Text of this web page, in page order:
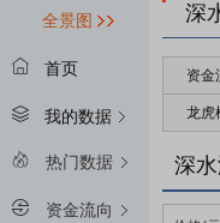
全景图
首页
我的数据
热门数据
资金流向
深
资金
龙虎
深